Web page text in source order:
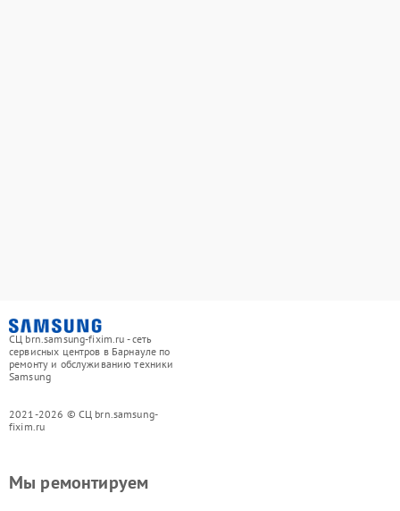
СЦ brn.samsung-fixim.ru - сеть
сервисных центров в Барнауле по
ремонту и обслуживанию техники
Samsung
2021-2026 © СЦ brn.samsung-
fixim.ru
Мы ремонтируем